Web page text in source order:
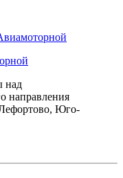
над
направления
Юго-